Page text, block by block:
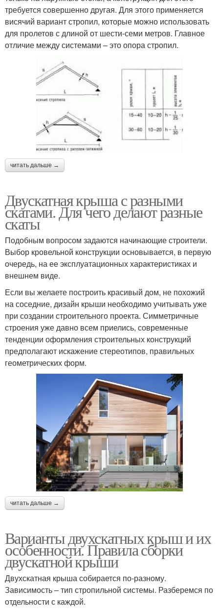
требуется совершенно другая. Для этого применяется
висячий вариант стропил, которые можно использовать
для пролетов с длиной от шести-семи метров. Главное
отличие между системами – это опора стропил.
читать дальше →
Двускатная крыша с разными
скатами. Для чего делают разные
скаты
Подобным вопросом задаются начинающие строители.
Выбор кровельной конструкции основывается, в первую
очередь, на ее эксплуатационных характеристиках и
внешнем виде.
Если вы желаете построить красивый дом, не похожий
на соседние, дизайн крыши необходимо учитывать уже
при создании строительного проекта. Симметричные
строения уже давно всем приелись, современные
тенденции оформления строительных конструкций
предполагают искажение стереотипов, правильных
геометрических форм.
читать дальше →
Варианты двухскатных крыш и их
особенности. Правила сборки
двускатной крыши
Двухскатная крыша собирается по-разному.
Зависимость – тип стропильной системы. Разберемся по
отдельности с каждой.